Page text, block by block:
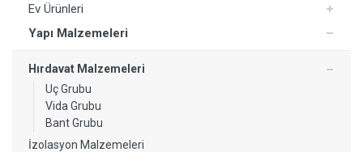
Ev Ürünleri
Yapı Malzemeleri
Hırdavat Malzemeleri
Uç Grubu
Vida Grubu
Bant Grubu
İzolasyon Malzemeleri